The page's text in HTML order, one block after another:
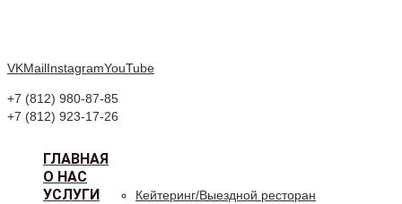
VKMailInstagramYouTube
+7 (812) 980-87-85
+7 (812) 923-17-26
ГЛАВНАЯ
О НАС
УСЛУГИ
Кейтеринг/Выездной ресторан